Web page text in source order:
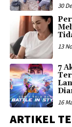
30
13
7
16
ARTIKEL